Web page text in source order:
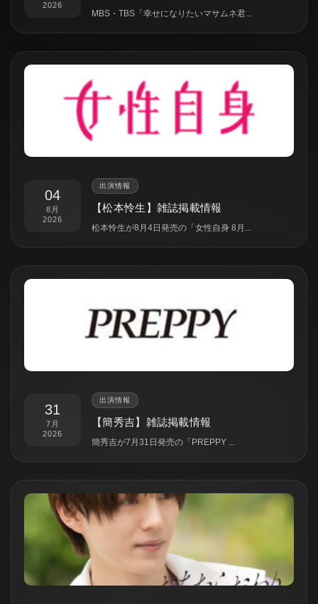
2026
MBS・TBS「幸せになりたいマサムネ君...
04
8月
2026
出演情報
【松本怜生】雑誌掲載情報
松本怜生が8月4日発売の「女性自身 8月...
31
7月
2026
出演情報
【簡秀吉】雑誌掲載情報
簡秀吉が7月31日発売の「PREPPY ...